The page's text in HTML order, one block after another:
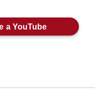
a YouTube